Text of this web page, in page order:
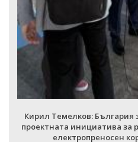
Кирил Темелков: България
проектната инициатива за
електропреносен